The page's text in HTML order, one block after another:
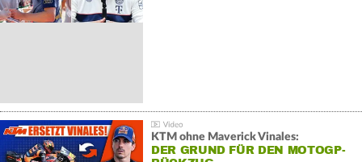
KTM ohne Maverick Vinales:
DER GRUND FÜR DEN MOTOGP-